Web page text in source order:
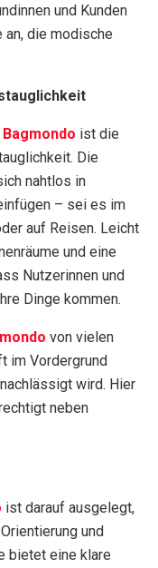
und Kunden
die modische
Bagmondo ist die
Die
nahtlos in
– sei es im
auf Reisen. Leicht
und eine
Nutzerinnen und
Dinge kommen.
von vielen
im Vordergrund
wird. Hier
neben
ist darauf ausgelegt,
und
bietet eine klare